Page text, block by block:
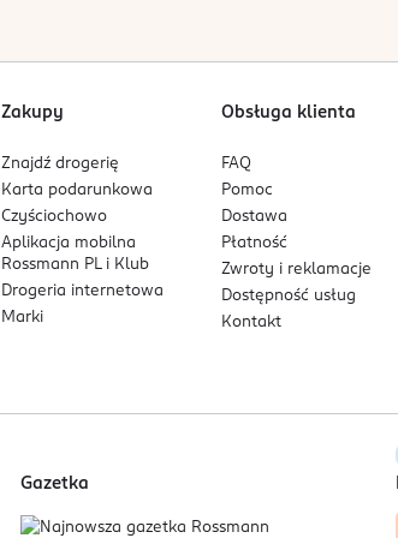
Zakupy
Znajdź drogerię
Karta podarunkowa
Czyściochowo
Aplikacja mobilna
Rossmann PL i Klub
Drogeria internetowa
Marki
Obsługa klienta
FAQ
Pomoc
Dostawa
Płatność
Zwroty i reklamacje
Dostępność usług
Kontakt
Gazetka